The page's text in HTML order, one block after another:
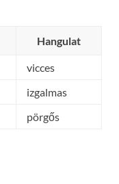
Hangulat
vicces
izgalmas
pörgős